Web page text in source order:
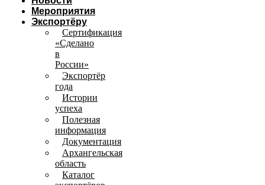
Мероприятия
Экспортёру
Сертификация
«Сделано
в
России»
Экспортёр
года
Истории
успеха
Полезная
информация
Документация
Архангельская
область
Каталог